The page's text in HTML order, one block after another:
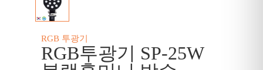
RGB 투광기
RGB투광기 SP-25W